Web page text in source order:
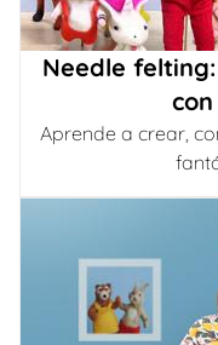
Needle
Aprende a crear,